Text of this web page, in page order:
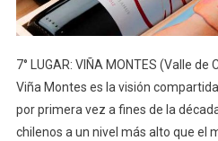
7° LUGAR: VIÑA MONTES (Valle de
Viña Montes es la visión
por primera vez a fines de la
chilenos a un nivel más alto que el